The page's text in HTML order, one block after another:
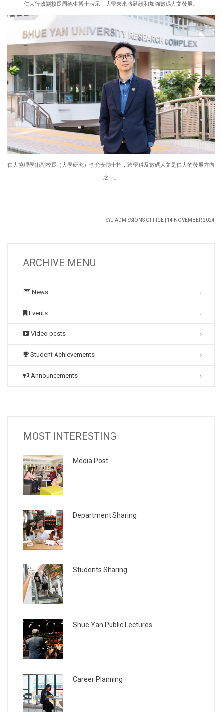
仁大行政副校長周德生博士表示，大學未來將延續和加強數碼人文發展。
仁大協理學術副校長（大學研究）李允安博士指，跨學科及數碼人文是仁大的發展方向
之一。
SYU ADMISSIONS OFFICE | 14 NOVEMBER 2024
ARCHIVE MENU
News
Events
Video posts
Student Achievements
Announcements
MOST INTERESTING
Media Post
Department Sharing
Students Sharing
Shue Yan Public Lectures
Career Planning